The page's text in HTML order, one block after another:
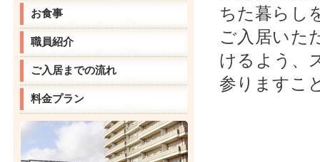
お食事
職員紹介
ご入居までの流れ
料金プラン
ちた暮らし
ご入居いた
けるよう、
参りますこ